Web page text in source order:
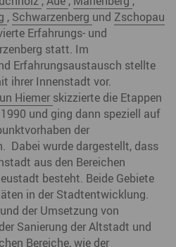
, Schwarzenberg und Zschopau
Erfahrungs- und
statt. Im
Erfahrungsaustausch stellte
ihrer Innenstadt vor.
Hiemer skizzierte die Etappen
und ging dann speziell auf
der
Dabei wurde dargestellt, dass
aus den Bereichen
besteht. Beide Gebiete
in der Stadtentwicklung.
der Umsetzung von
Sanierung der Altstadt und
Bereiche, wie der